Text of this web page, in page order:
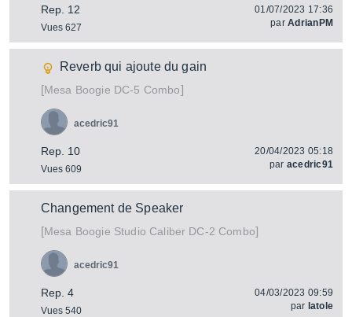
Rep. 12
Vues 627
01/07/2023 17:36
parAdrianPM
Reverb qui ajoute du gain
[Mesa Boogie DC-5 Combo]
Rep. 10
Vues 609
acedric91
20/04/2023 05:18
par acedric91
Changement de Speaker
[Mesa Boogie Studio Caliber DC-2 Combo]
Rep. 4
Vues 540
acedric91
04/03/2023 09:59
par latole